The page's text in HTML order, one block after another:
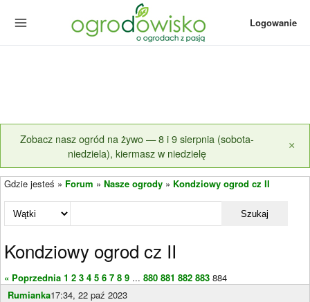
Logowanie
Zobacz nasz ogród na żywo — 8 i 9 sierpnia (sobota-
niedziela), kiermasz w niedzielę
×
Gdzie jesteś » Forum » Nasze ogrody » Kondziowy ogrod cz II
Szukaj
Kondziowy ogrod cz II
« Poprzednia 1 2 3 4 5 6 7 8 9 ... 880 881 882 883 884
Rumianka17:34, 22 paź 2023